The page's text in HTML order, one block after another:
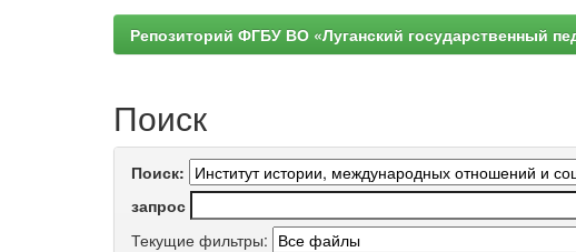
Репозиторий ФГБУ ВО «Луганский государственный
Поиск
Поиск:
запрос
Текущие фильтры: